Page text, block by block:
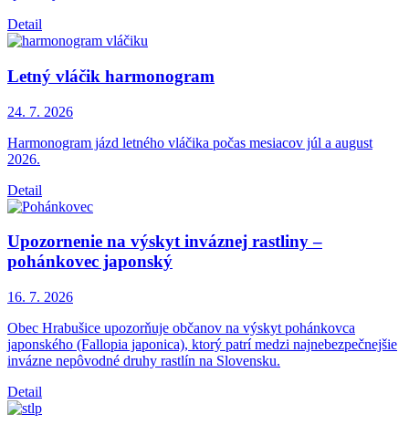
Detail
Letný vláčik harmonogram
24. 7. 2026
Harmonogram jázd letného vláčika počas mesiacov júl a august
2026.
Detail
Upozornenie na výskyt inváznej rastliny –
pohánkovec japonský
16. 7. 2026
Obec Hrabušice upozorňuje občanov na výskyt pohánkovca
japonského (Fallopia japonica), ktorý patrí medzi najnebezpečnejšie
invázne nepôvodné druhy rastlín na Slovensku.
Detail